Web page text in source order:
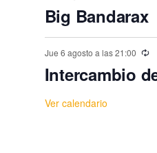
Big Bandarax
Jue 6 agosto a las 21:00
Intercambio
Ver calendario